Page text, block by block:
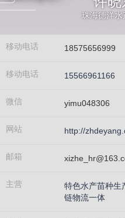
珠海德洋水
移动电话 18575656999
移动电话 15566961166
微信 yimu048306
网站 http://
邮箱
主营
特色水产苗种生
链物流一体